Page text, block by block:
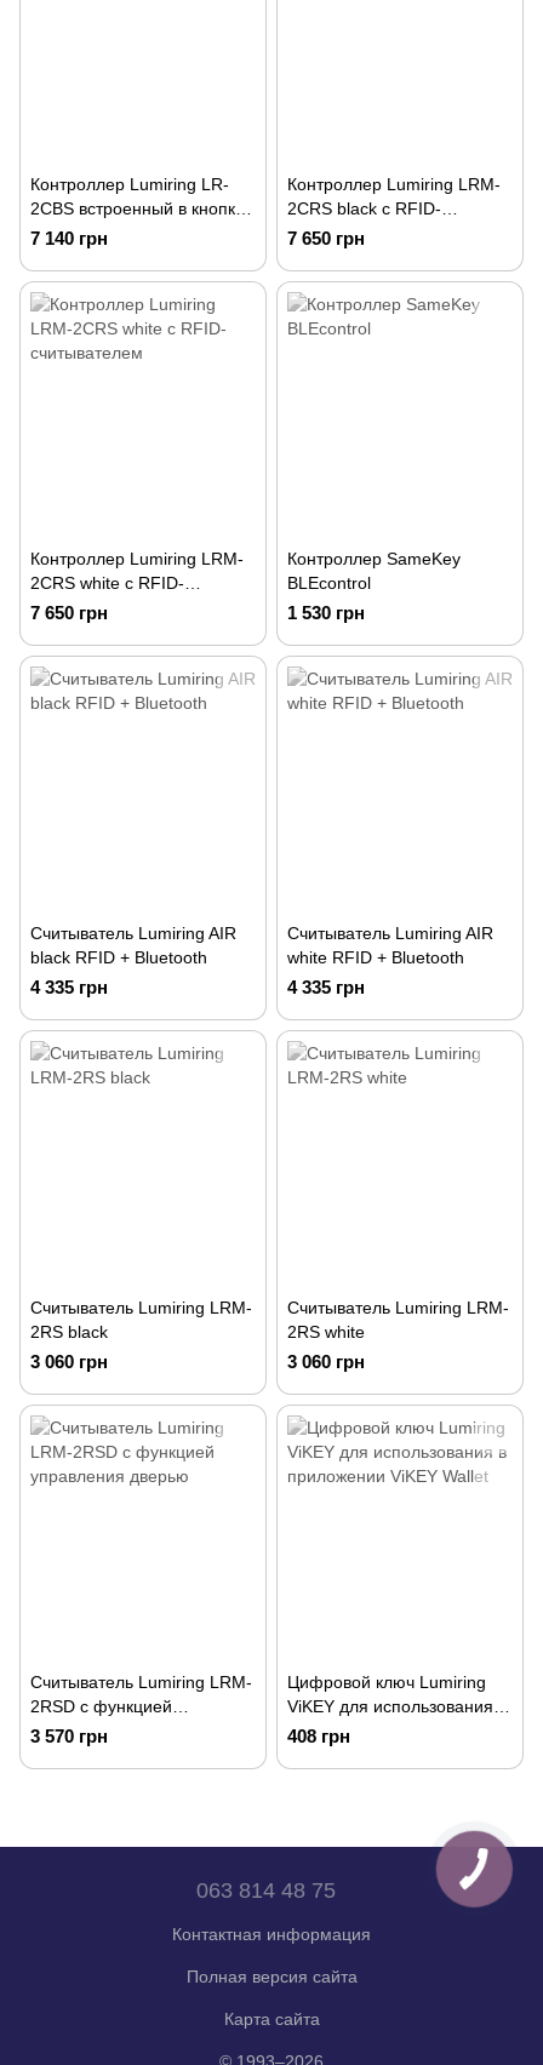
Контроллер Lumiring LR-
2CBS встроенный в кнопку
выхода
7 140 грн
Контроллер Lumiring LRM-
2CRS black с RFID-
считывателем
7 650 грн
Контроллер Lumiring LRM-
2CRS white с RFID-
считывателем
7 650 грн
Контроллер SameKey
BLEcontrol
1 530 грн
Считыватель Lumiring AIR
black RFID + Bluetooth
4 335 грн
Считыватель Lumiring AIR
white RFID + Bluetooth
4 335 грн
Считыватель Lumiring LRM-
2RS black
3 060 грн
Считыватель Lumiring LRM-
2RS white
3 060 грн
Считыватель Lumiring LRM-
2RSD с функцией
управления дверью
3 570 грн
Цифровой ключ Lumiring
ViKEY для использования в
приложении ViKEY Wallet
408 грн
063 814 48 75
Контактная информация
Полная версия сайта
Карта сайта